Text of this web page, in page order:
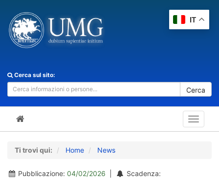
Cerca sul sito:
Cerca
Toggle
Ti trovi qui: Home News
Pubblicazione: 04/02/2026 Scadenza:
IT